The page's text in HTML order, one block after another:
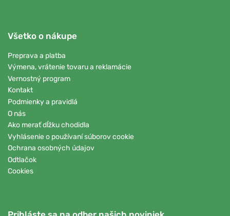
Všetko o nákupe
Preprava a platba
Výmena, vrátenie tovaru a reklamácie
Vernostný program
Kontakt
Podmienky a pravidlá
O nás
Ako merať dĺžku chodidla
Vyhlásenie o používaní súborov cookie
Ochrana osobných údajov
Odtlačok
Cookies